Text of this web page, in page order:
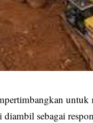
sebagai